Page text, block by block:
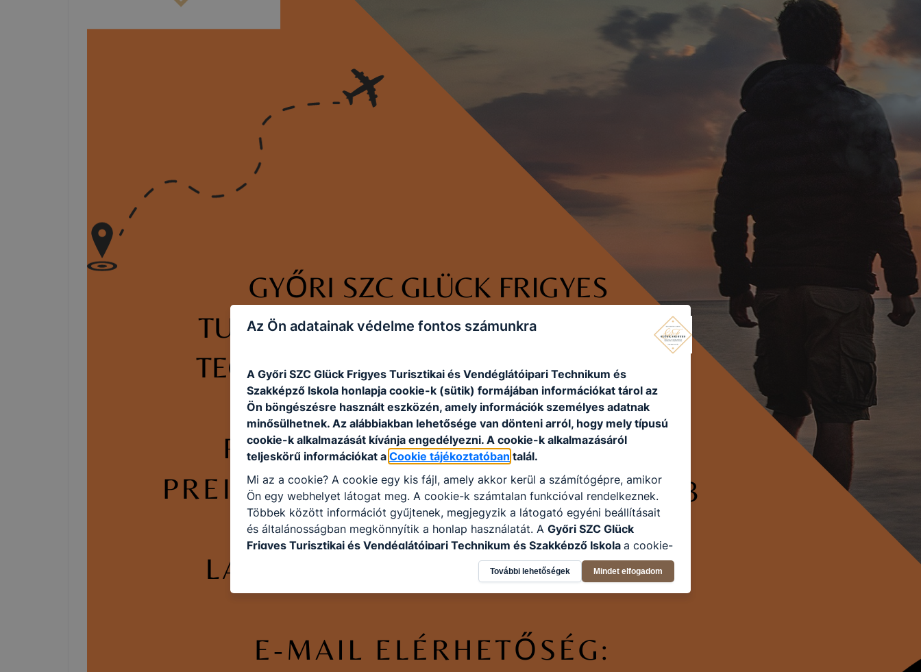
Az Ön adatainak védelme fontos számunkra
A Győri SZC Glück Frigyes Turisztikai és Vendéglátóipari Technikum és
Szakképző Iskola honlapja cookie-k (sütik) formájában információkat tárol az
Ön böngészésre használt eszközén, amely információk személyes adatnak
minősülhetnek. Az alábbiakban lehetősége van dönteni arról, hogy mely típusú
cookie-k alkalmazását kívánja engedélyezni. A cookie-k alkalmazásáról
teljeskörű információkat a Cookie tájékoztatóban talál.
Mi az a cookie? A cookie egy kis fájl, amely akkor kerül a számítógépre, amikor
Ön egy webhelyet látogat meg. A cookie-k számtalan funkcióval rendelkeznek.
Többek között információt gyűjtenek, megjegyzik a látogató egyéni beállításait
és általánosságban megkönnyítik a honlap használatát. A Győri SZC Glück
Frigyes Turisztikai és Vendéglátóipari Technikum és Szakképző Iskola a cookie-
kat a következő célokból használja: információ gyűjtése azzal kapcsolatban,
hogyan használja Ön a honlapot -annak felmérésével, hogy a honlap melyik
részeit látogatja, vagy használja leginkább, így megtudhatjuk, hogyan
cookie-kat? Minden modern böngésző engedélyezi a cookie-k beállításának a
változtatását. A legtöbb böngésző alapértelmezettként automatikusan elfogadja
További lehetőségek Mindet elfogadom